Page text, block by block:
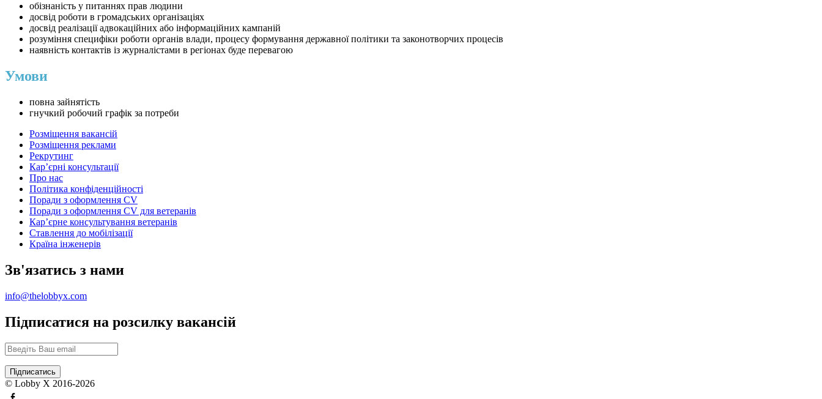
обізнаність у питаннях прав людини
досвід роботи в громадських організаціях
досвід реалізації адвокаційних або інформаційних кампаній
розуміння специфіки роботи органів влади, процесу формування державної політики та законотворчих процесів
наявність контактів із журналістами в регіонах буде перевагою
Умови
повна зайнятість
гнучкий робочий графік за потреби
Розміщення вакансій
Розміщення реклами
Рекрутинг
Карʼєрні консультації
Про нас
Політика конфіденційності
Поради з оформлення CV
Поради з оформлення CV для ветеранів
Карʼєрне консультування ветеранів
Ставлення до мобілізації
Країна інженерів
Зв'язатись з нами
info@thelobbyx.com
Підписатися на розсилку вакансій
© Lobby X 2016-2026